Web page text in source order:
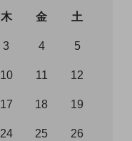
木 金 土
3 4 5
10 11 12
17 18 19
24 25 26